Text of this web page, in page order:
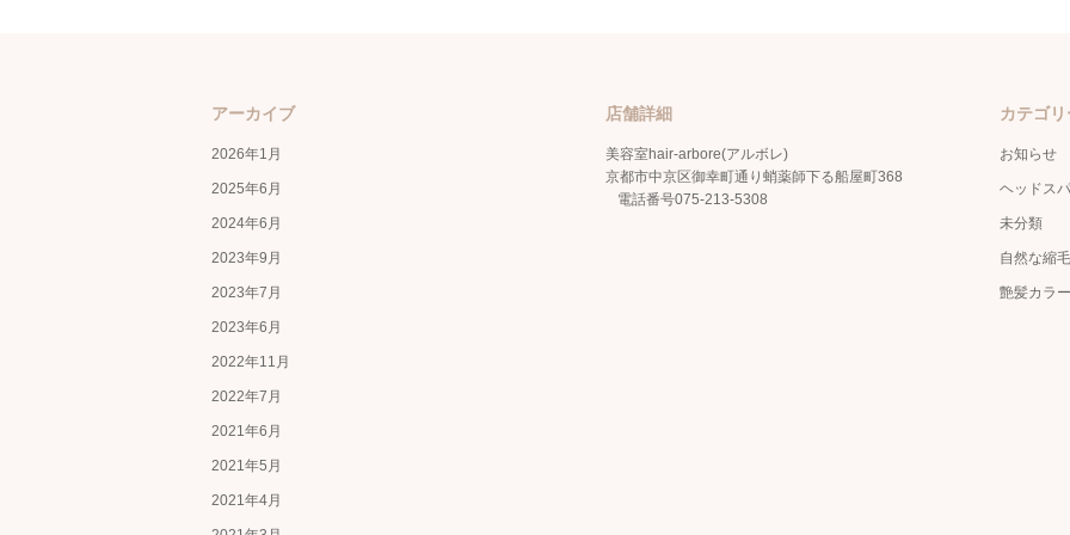
アーカイブ
2026年1月
2025年6月
2024年6月
2023年9月
2023年7月
2023年6月
2022年11月
2022年7月
2021年6月
2021年5月
2021年4月
店舗詳細
美容室hair-arbore(アルボレ)
京都市中京区御幸町通り蛸薬師下る船屋町368
電話番号075-213-5308
カテゴリ
お知らせ
ヘッドスパ
未分類
自然な縮
艶髪カラー